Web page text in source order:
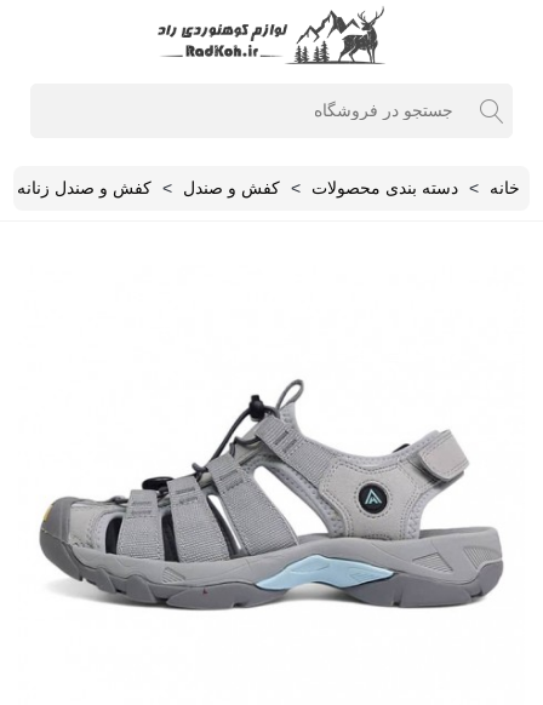
خانه > دسته بندی محصولات > کفش و صندل > کفش و صندل زنانه